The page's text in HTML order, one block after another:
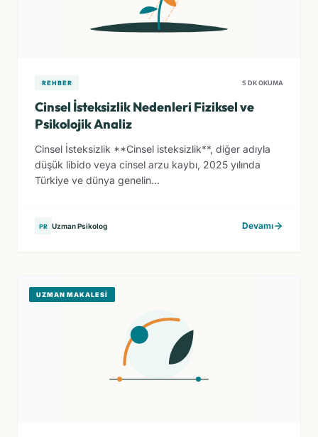
REHBER 5 DK OKUMA
Cinsel İsteksizlik Nedenleri Fiziksel ve
Psikolojik Analiz
Cinsel İsteksizlik **Cinsel isteksizlik**, diğer adıyla
düşük libido veya cinsel arzu kaybı, 2025 yılında
Türkiye ve dünya genelin...
PR Uzman Psikolog Devamı
UZMAN MAKALESI